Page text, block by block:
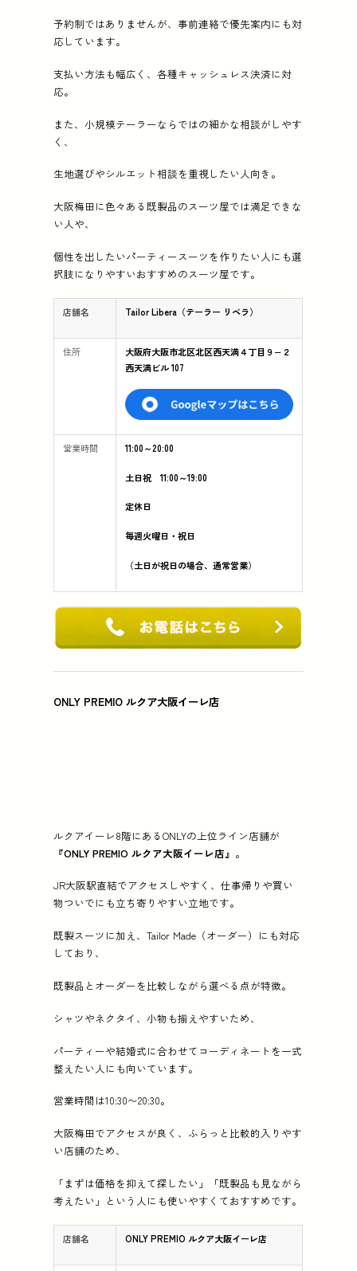
予約制ではありませんが、事前連絡で優先案内にも対
応しています。
支払い方法も幅広く、各種キャッシュレス決済に対
応。
また、小規模テーラーならではの細かな相談がしやす
く、
生地選びやシルエット相談を重視したい人向き。
大阪梅田に色々ある既製品のスーツ屋では満足できな
い人や、
個性を出したいパーティースーツを作りたい人にも選
択肢になりやすいおすすめのスーツ屋です。
店舗名 Tailor Libera（テーラー リベラ）
住所
大阪府大阪市北区北区西天満４丁目９−２
西天満ビル 107
営業時間 11:00～20:00
土日祝 11:00～19:00
定休日
毎週火曜日・祝日
（土日が祝日の場合、通常営業）
ONLY PREMIO ルクア大阪イーレ店
ルクアイーレ8階にあるONLYの上位ライン店舗が
『ONLY PREMIO ルクア大阪イーレ店』 。
JR大阪駅直結でアクセスしやすく、仕事帰りや買い
物ついでにも立ち寄りやすい立地です。
既製スーツに加え、Tailor Made（オーダー）にも対応
しており、
既製品とオーダーを比較しながら選べる点が特徴。
シャツやネクタイ、小物も揃えやすいため、
パーティーや結婚式に合わせてコーディネートを一式
整えたい人にも向いています。
営業時間は10:30〜20:30。
大阪梅田でアクセスが良く、ふらっと比較的入りやす
い店舗のため、
「まずは価格を抑えて探したい」「既製品も見ながら
考えたい」という人にも使いやすくておすすめです。
店舗名 ONLY PREMIO ルクア大阪イーレ店